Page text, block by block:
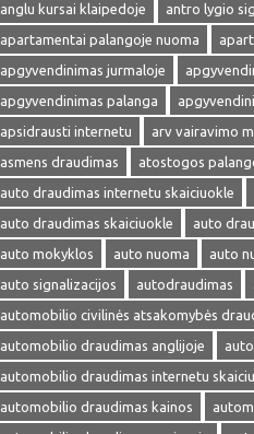
anglu kursai klaipedoje
antro lygio
apartamentai palangoje nuoma
apgyvendinimas jurmaloje
apgyvendinimas palanga
apsidrausti internetu
arv vairavimo
asmens draudimas
atostogos
auto draudimas internetu skaiciuokle
auto draudimas skaiciuokle
auto
auto mokyklos
auto nuoma auto
auto signalizacijos
autodraudimas
automobilio civilinės atsakomybės
automobilio draudimas anglijoje
automobilio draudimas internetu
automobilio draudimas kainos